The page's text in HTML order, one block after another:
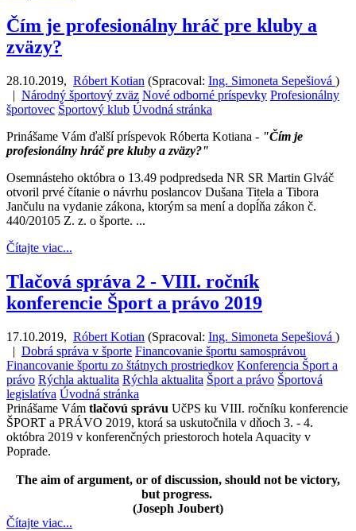
Čím je profesionálny hráč pre kluby a
zväzy?
28.10.2019, Róbert Kotian (Spracoval: Ing. Simoneta Sepešiová )
| Národný športový zväz Nové odborné príspevky Profesionálny
športovec Športový klub Úvodná stránka
Prinášame Vám ďalší príspevok Róberta Kotiana - "Čím je
profesionálny hráč pre kluby a zväzy?"
Osemnásteho októbra o 13.49 podpredseda NR SR Martin Glváč
otvoril prvé čítanie o návrhu poslancov Dušana Titela a Tibora
Jančulu na vydanie zákona, ktorým sa mení a dopĺňa zákon č.
440/20105 Z. z. o športe. ...
Čítajte viac...
Tlačová správa 2 - VIII. ročník
konferencie Šport a právo 2019
17.10.2019, Róbert Kotian (Spracoval: Ing. Simoneta Sepešiová )
| Dobrá správa v športe Financovanie športu samosprávou
Financovanie športu zo štátnych prostriedkov Konferencia Šport a
právo Rýchla aktualita Rýchla aktualita Šport a právo Športová
legislatíva Úvodná stránka
Prinášame Vám tlačovú správu UčPS ku VIII. ročníku konferencie
ŠPORT a PRÁVO 2019, ktorá sa uskutočnila v dňoch 3. - 4.
októbra 2019 v konferenčných priestoroch hotela Aquacity v
Poprade.
The aim of argument, or of discussion, should not be victory,
but progress.
(Joseph Joubert)
Čítajte viac...